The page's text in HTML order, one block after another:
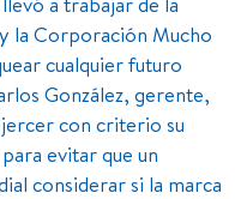
la Corporación Mucho
cualquier futuro
González, gerente,
con criterio su
evitar que un
considerar si la marca